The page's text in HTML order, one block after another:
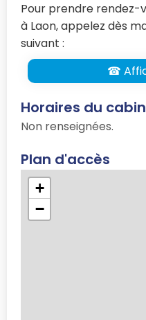
Pour prendre rendez-
à Laon, appelez dès
suivant :
☎
Horaires du
Non renseignées.
Plan d'accès
+
−